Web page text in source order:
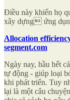
Điều này khiến họ
xây dựng ứng
Allocation
segment.com
Ngày nay, hầu hết
tự động - giúp loại
khi phát triển. Tuy
lại là một câu